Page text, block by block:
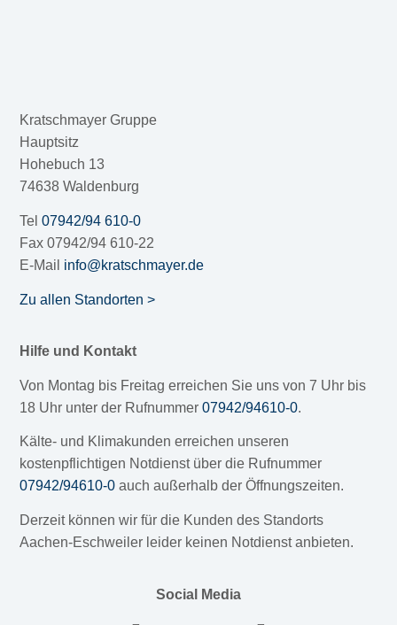
Kratschmayer Gruppe
Hauptsitz
Hohebuch 13
74638 Waldenburg
Tel07942/94 610-0
Fax 07942/94 610-22
E-Mail info@kratschmayer.de
Zu allen Standorten >
Hilfe und Kontakt
Von Montag bis Freitag erreichen Sie uns von 7 Uhr bis
18 Uhr unter der Rufnummer07942/94610-0.
Kälte- und Klimakunden erreichen unseren
kostenpflichtigen Notdienst über die Rufnummer
07942/94610-0 auch außerhalb der Öffnungszeiten.
Derzeit können wir für die Kunden des Standorts
Aachen-Eschweiler leider keinen Notdienst anbieten.
Social Media